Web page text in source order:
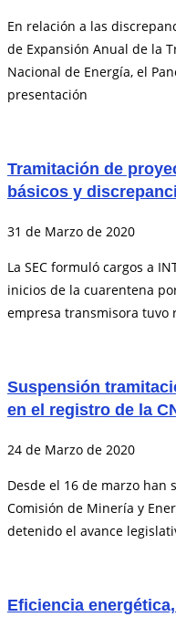
En relación a las
de Expansión Anual de la
Nacional de Energía, el
presentación
Tramitación de
básicos y
31 de Marzo de 2020
La SEC formuló cargos a
inicios de la cuarentena
empresa transmisora tuvo
Suspensión
en el registro de la
24 de Marzo de 2020
Desde el 16 de marzo han
Comisión de Minería y
detenido el avance
Eficiencia